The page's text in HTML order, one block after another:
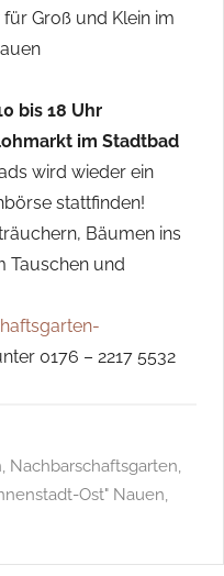
Groß und Klein im
bis 18 Uhr
im Stadtbad
wird wieder ein
stattfinden!
Bäumen ins
Tauschen und
0176 – 2217 5532
, Nachbarschaftsgarten,
Ost" Nauen,